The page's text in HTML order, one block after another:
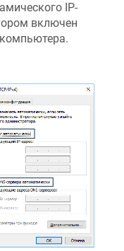
IP-
включен
компьютера.